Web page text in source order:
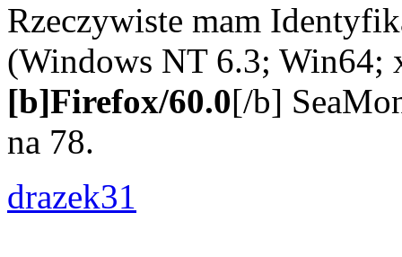
Rzeczywiste mam
(Windows NT 6.3; Win64;
[b]Firefox/60.0[/b]
na 78.
drazek31